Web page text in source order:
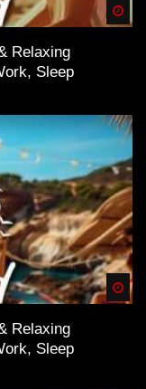
Relaxing
Sleep
Relaxing
Sleep